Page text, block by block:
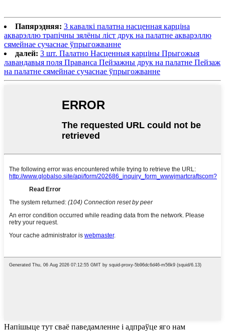
Папярэдняя: 3 кавалкі палатна насценная карціна
акварэллю трапічны зялёны ліст друк на палатне акварэллю
сямейнае сучаснае ўпрыгожванне
далей: 3 шт. Палатно Насценныя карціны Прыгожыя
лавандавыя поля Праванса Пейзажны друк на палатне Пейзаж
на палатне сямейнае сучаснае ўпрыгожванне
Напішыце тут сваё паведамленне і адпраўце яго нам